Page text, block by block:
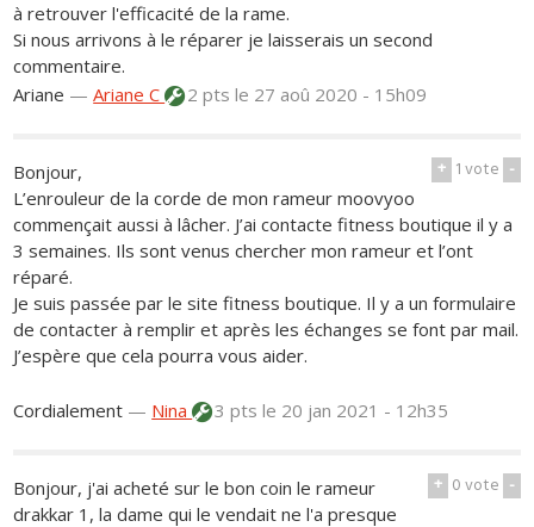
à retrouver l'efficacité de la rame.
Si nous arrivons à le réparer je laisserais un second
commentaire.
Ariane —Ariane C 2 ptsle 27 aoû 2020 - 15h09
+ 1vote -
Bonjour,
L’enrouleur de la corde de mon rameur moovyoo
commençait aussi à lâcher. J’ai contacte fitness boutique il y a
3 semaines. Ils sont venus chercher mon rameur et l’ont
réparé.
Je suis passée par le site fitness boutique. Il y a un formulaire
de contacter à remplir et après les échanges se font par mail.
J’espère que cela pourra vous aider.
Cordialement — Nina 3 ptsle 20 jan 2021 - 12h35
+ 0vote -
Bonjour, j'ai acheté sur le bon coin le rameur
drakkar 1, la dame qui le vendait ne l'a presque